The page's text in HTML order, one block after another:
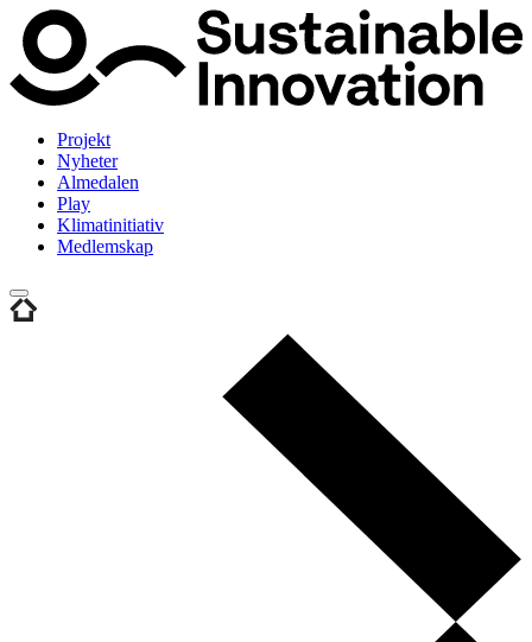
Projekt
Nyheter
Almedalen
Play
Klimatinitiativ
Medlemskap